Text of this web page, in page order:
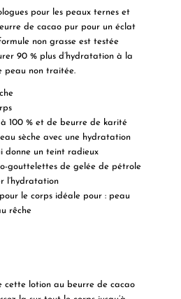
pour les peaux ternes et
de cacao pur pour un éclat
non grasse est testée
90 % plus d’hydratation à la
peau non traitée.
100 % et de beurre de karité
sèche avec une hydratation
donne un teint radieux
gouttelettes de gelée de pétrole
l’hydratation
le corps idéale pour : peau
rêche
cette lotion au beurre de cacao